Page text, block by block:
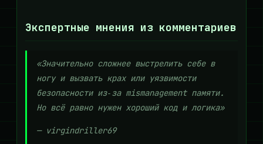
Экспертные мнения из комментариев
«Значительно сложнее выстрелить себе в
ногу и вызвать крах или уязвимости
безопасности из‑за mismanagement памяти.
Но всё равно нужен хороший код и логика»
— virgindriller69